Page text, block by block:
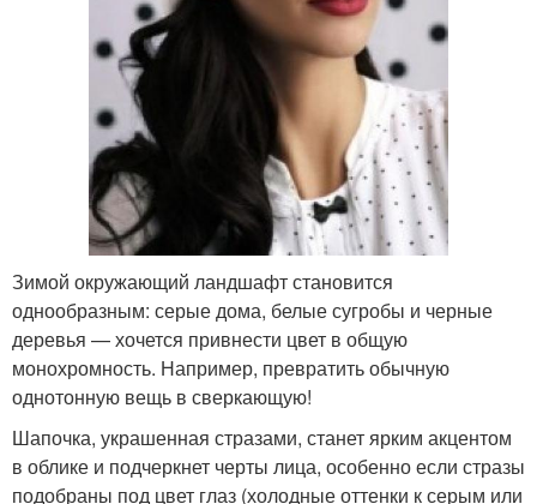
Зимой окружающий ландшафт становится
однообразным: серые дома, белые сугробы и черные
деревья — хочется привнести цвет в общую
монохромность. Например, превратить обычную
однотонную вещь в сверкающую!
Шапочка, украшенная стразами, станет ярким акцентом
в облике и подчеркнет черты лица, особенно если стразы
подобраны под цвет глаз (холодные оттенки к серым или